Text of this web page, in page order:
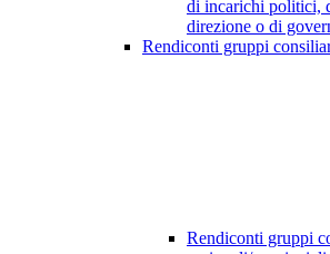
di incarichi politici,
direzione o di
Rendiconti gruppi
Rendiconti gruppi